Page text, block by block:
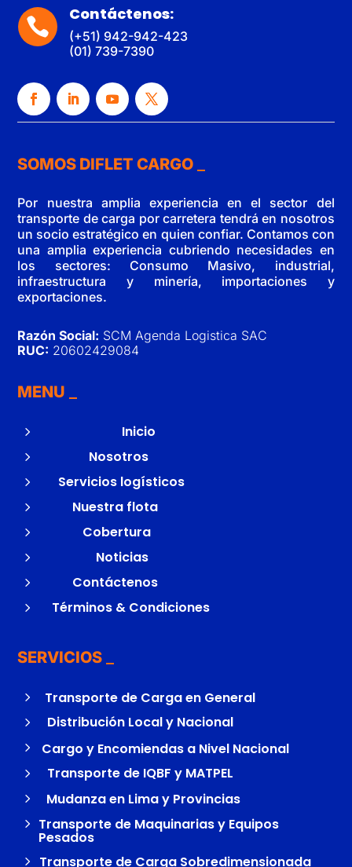

Contáctenos:
(+51) 942-942-423
(01) 739-7390
SOMOS DIFLET CARGO
Por nuestra amplia experiencia en el sector del
transporte de carga por carretera tendrá en nosotros
un socio estratégico en quien confiar. Contamos con
una amplia experiencia cubriendo necesidades en
los sectores: Consumo Masivo, industrial,
infraestructura y minería, importaciones y
exportaciones.
Razón Social: SCM Agenda Logistica SAC
RUC: 20602429084
MENU
5 Inicio
5 Nosotros
5 Servicios logísticos
5 Nuestra flota
5 Cobertura
5 Noticias
5 Contáctenos
5 Términos & Condiciones
SERVICIOS
5 Transporte de Carga en General
5 Distribución Local y Nacional
5 Cargo y Encomiendas a Nivel Nacional
5 Transporte de IQBF y MATPEL
5 Mudanza en Lima y Provincias
5 Transporte de Maquinarias y Equipos
Pesados
5 Transporte de Carga Sobredimensionada